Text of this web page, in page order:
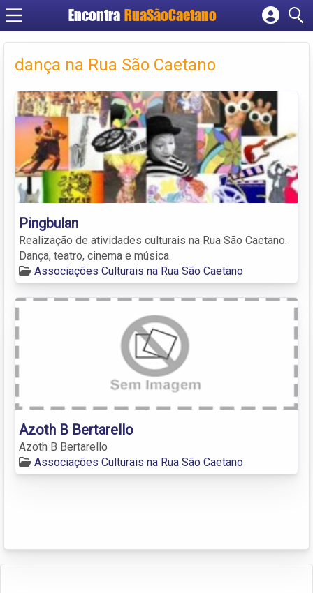
Encontra RuaSãoCaetano
Cadastrar empresa
Criar conta
dança na Rua São Caetano
Pingbulan
Realização de atividades culturais na Rua São Caetano.
Dança, teatro, cinema e música.
Associações Culturais na Rua São Caetano
Azoth B Bertarello
Azoth B Bertarello
Associações Culturais na Rua São Caetano